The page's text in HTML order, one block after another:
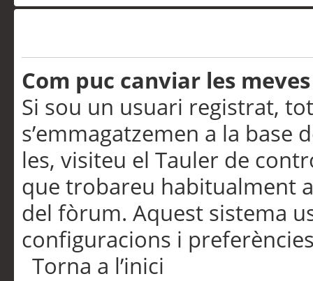
Com puc canviar les
Si sou un usuari registrat,
s’emmagatzemen a la
les, visiteu el Tauler de
que trobareu habitualment
del fòrum. Aquest sistema
configuracions i
Torna a l’inici